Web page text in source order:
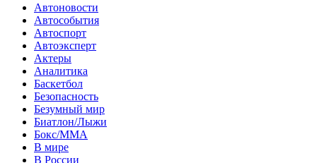
Автоновости
Автособытия
Автоспорт
Автоэксперт
Актеры
Аналитика
Баскетбол
Безопасность
Безумный мир
Биатлон/Лыжи
Бокс/MMA
В мире
В России